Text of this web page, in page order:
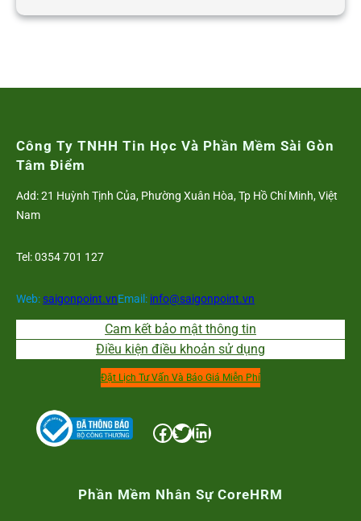
Công Ty TNHH Tin Học Và Phần Mềm Sài Gòn
Tâm Điểm
Add: 21 Huỳnh Tịnh Của, Phường Xuân Hòa, Tp Hồ Chí Minh, Việt
Nam
Tel: 0354 701 127
Web:saigonpoint.vnEmail: info@saigonpoint.vn
Cam kết bảo mật thông tin
Điều kiện điều khoản sử dụng
Đặt Lịch Tư Vấn Và Báo Giá Miễn Phí
Facebook Twitter LinkedIn
Phần Mềm Nhân Sự CoreHRM